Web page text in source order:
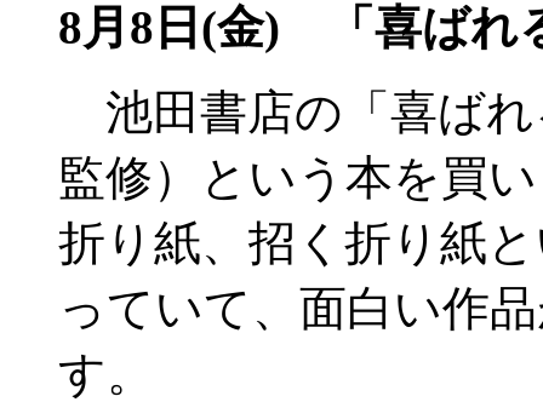
8月8日(金) 「喜ばれ
池田書店の「喜ばれ
監修）という本を買
折り紙、招く折り紙
っていて、面白い作
す。